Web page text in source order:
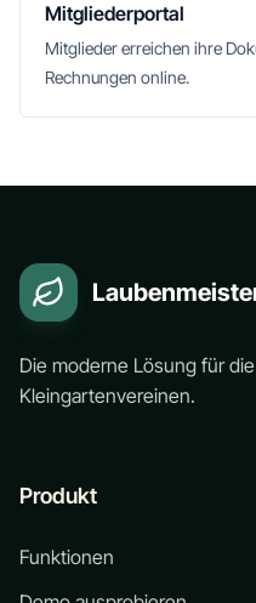
Mitgliederportal
Mitglieder erreichen ihre
Rechnungen online.
Die moderne Lösung für
Kleingartenvereinen.
Produkt
Funktionen